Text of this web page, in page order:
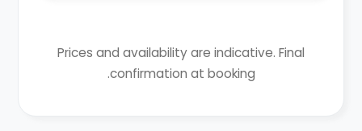
Prices and availability are indicative. Final
confirmation at booking.